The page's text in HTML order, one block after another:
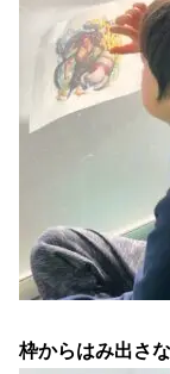
枠からはみ出さ